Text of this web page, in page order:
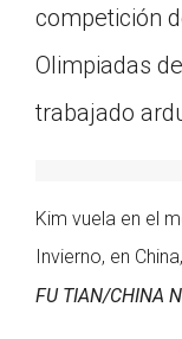
competición
Olimpiadas
trabajado
Kim vuela en el
Invierno, en
FU TIAN/CHINA
Choose an
creating an